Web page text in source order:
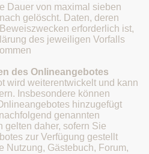
Dauer von maximal sieben
gelöscht. Daten, deren
erforderlich ist,
des jeweiligen Vorfalls
des Onlineangebotes
wird weiterentwickelt und kann
Insbesondere können
hinzugefügt
genannten
gelten daher, sofern Sie
zur Verfügung gestellt
Nutzung, Gästebuch, Forum,